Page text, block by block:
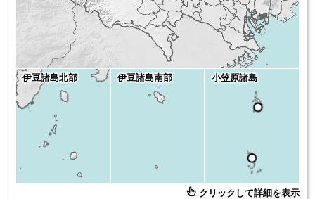
伊豆諸島北部 伊豆諸島南部 小笠原諸島
クリックして詳細を表示